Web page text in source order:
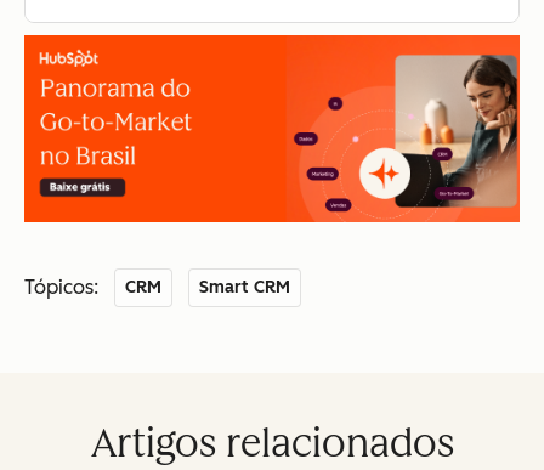
Tópicos: CRM Smart CRM
Artigos relacionados